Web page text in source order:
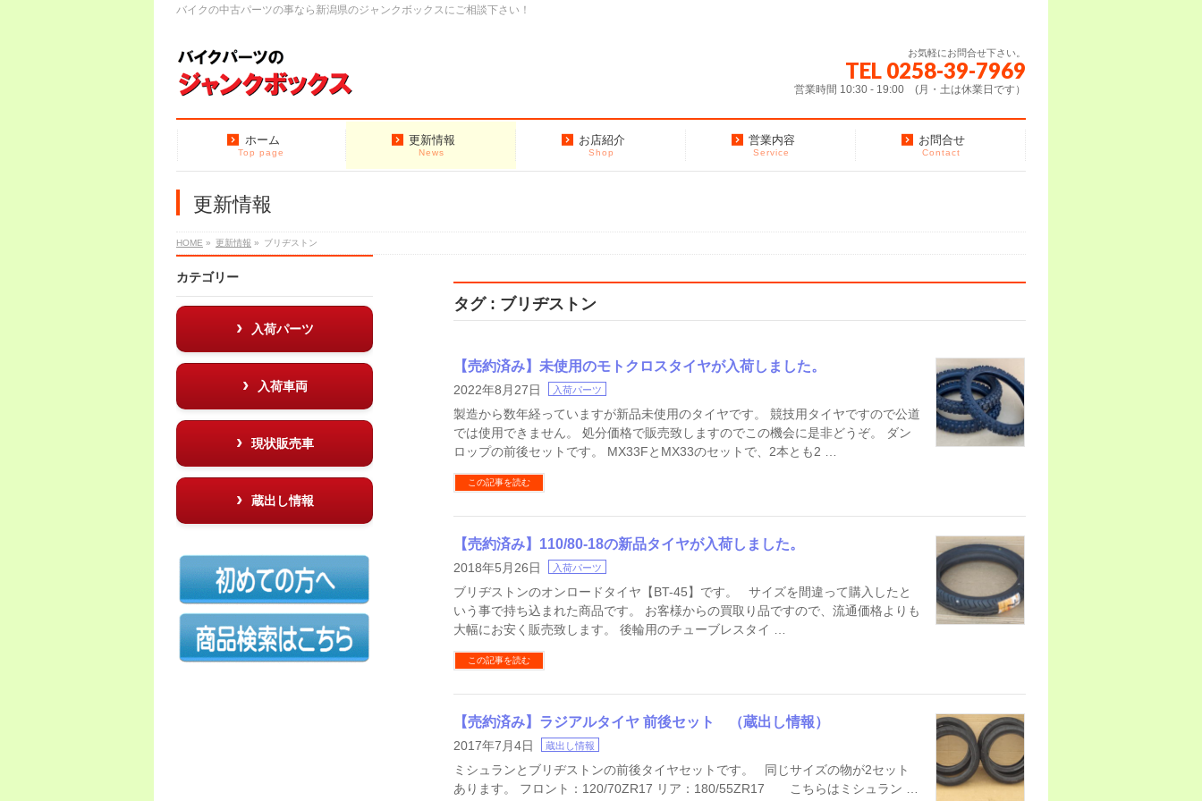
バイクの中古パーツの事なら新潟県のジャンクボックスにご相談下さい！
お気軽にお問合せ下さい。
TEL 0258-39-7969
営業時間 10:30 - 19:00 (月・土は休業日です）
ホーム
Top page
更新情報
News
お店紹介
Shop
営業内容
Service
お問合せ
Contact
更新情報
HOME » 更新情報 » ブリヂストン
タグ : ブリヂストン
【売約済み】未使用のモトクロスタイヤが入荷しました。
2022年8月27日 入荷パーツ
製造から数年経っていますが新品未使用のタイヤです。 競技用タイヤですので公道
では使用できません。 処分価格で販売致しますのでこの機会に是非どうぞ。 ダン
ロップの前後セットです。 MX33FとMX33のセットで、2本とも2 …
この記事を読む
【売約済み】110/80-18の新品タイヤが入荷しました。
2018年5月26日 入荷パーツ
ブリヂストンのオンロードタイヤ【BT-45】です。 サイズを間違って購入したと
いう事で持ち込まれた商品です。 お客様からの買取り品ですので、流通価格よりも
大幅にお安く販売致します。 後輪用のチューブレスタイ …
この記事を読む
【売約済み】ラジアルタイヤ 前後セット （蔵出し情報）
2017年7月4日 蔵出し情報
ミシュランとブリヂストンの前後タイヤセットです。 同じサイズの物が2セット
あります。 フロント：120/70ZR17 リア：180/55ZR17 こちらはミシュラン …
カテゴリー
入荷パーツ
入荷車両
現状販売車
蔵出し情報